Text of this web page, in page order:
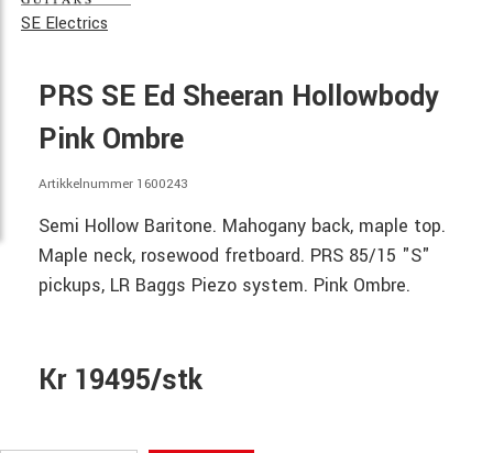
SE Electrics
PRS SE Ed Sheeran Hollowbody
Pink Ombre
Artikkelnummer 1600243
Semi Hollow Baritone. Mahogany back, maple top.
Maple neck, rosewood fretboard. PRS 85/15 "S"
pickups, LR Baggs Piezo system. Pink Ombre.
Kr 19495/stk